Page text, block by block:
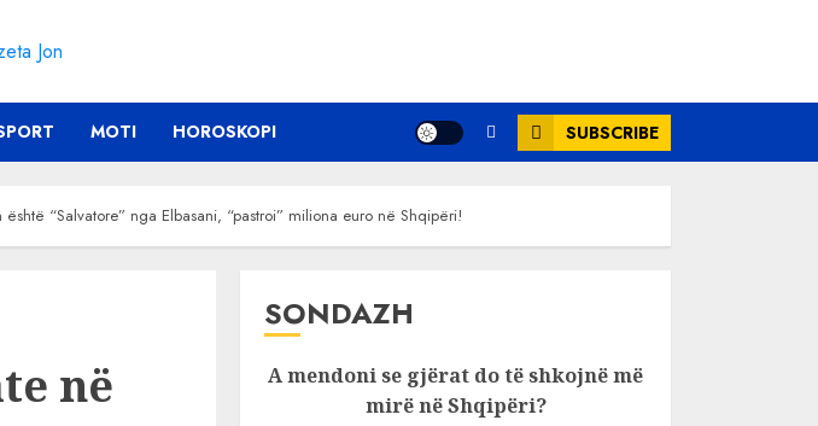
MOTI HOROSKOPI SUBSCRIBE
“Salvatore” nga Elbasani, “pastroi” miliona euro në Shqipëri!
në
SONDAZH
A mendoni se gjërat do të shkojnë më
mirë në Shqipëri?